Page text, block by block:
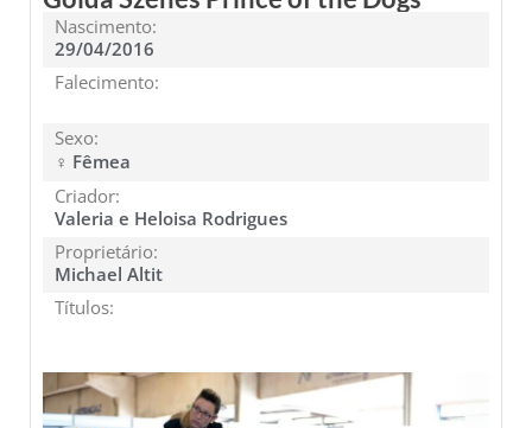
Nascimento:
29/04/2016
Falecimento:
Sexo:
♀ Fêmea
Criador:
Valeria e Heloisa Rodrigues
Proprietário:
Michael Altit
Títulos: